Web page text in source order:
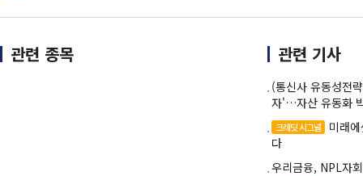
관련 종목 관련 기사
(통신사 유동성전
자'…자산 유동화
크레딧 시그널
미래
다
우리금융, NPL자